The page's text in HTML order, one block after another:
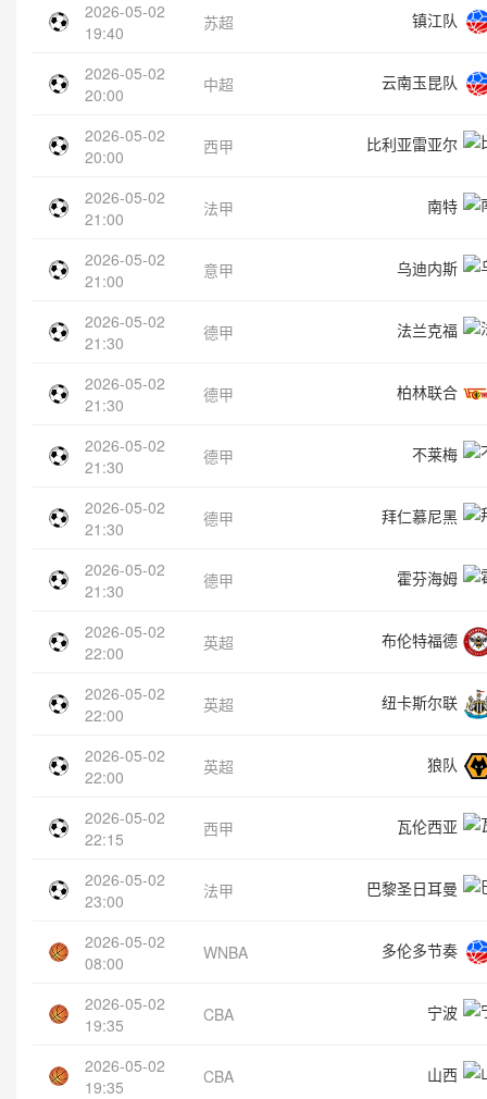
2026-05-02
19:40
苏超 镇江队
2026-05-02
20:00
中超 云南玉昆队
2026-05-02
20:00
西甲 比利亚雷亚尔
2026-05-02
21:00
法甲 南特
2026-05-02
21:00
意甲 乌迪内斯
2026-05-02
21:30
德甲 法兰克福
2026-05-02
21:30
德甲 柏林联合
2026-05-02
21:30
德甲 不莱梅
2026-05-02
21:30
德甲 拜仁慕尼黑
2026-05-02
21:30
德甲 霍芬海姆
2026-05-02
22:00
英超 布伦特福德
2026-05-02
22:00
英超 纽卡斯尔联
2026-05-02
22:00
英超 狼队
2026-05-02
22:15
西甲 瓦伦西亚
2026-05-02
23:00
法甲 巴黎圣日耳曼
2026-05-02
08:00
WNBA 多伦多节奏
2026-05-02
19:35
CBA 宁波
2026-05-02
19:35
CBA 山西